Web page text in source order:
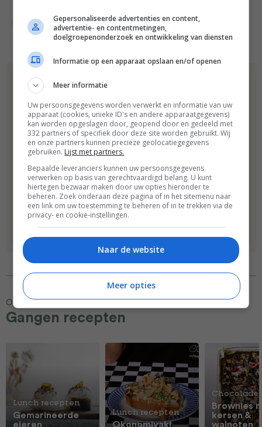
Gangen Nagerecht Toetjes & ander zoets
In 30 heerlijk verkoelende
recepten deelt ijsfanaat
Marleen Visser de edele kunst
van het ijs maken. In IJs vind je
recepten voor roomijs, sorbetijs
en ijslollies. Naast de…
Bestel
Ontdek meer
Gangen recepten
Lunch recepten
Gemarineerde
eieren
Lunch recepten
Okonomiyaki
Chocolade
Brownies
kersen &
walnoten
Gepersonaliseerde advertenties en content,
advertentie- en contentmetingen,
doelgroepenonderzoek en ontwikkeling van diensten
Informatie op een apparaat opslaan en/of openen
Meer informatie
Uw persoonsgegevens worden verwerkt en informatie van uw
apparaat (cookies, unieke ID's en andere apparaatgegevens)
kan worden opgeslagen door, geopend door en gedeeld met
332 partners of specifiek door deze site worden gebruikt. Wij
en onze partners kunnen precieze geolocatiegegevens
gebruiken. Lijst met partners.
Bepaalde leveranciers kunnen uw persoonsgegevens
verwerken op basis van gerechtvaardigd belang. U kunt
hiertegen bezwaar maken door uw opties hieronder te
beheren. Zoek onderaan deze pagina of in het sitemenu naar
een link om uw toestemming te beheren of in te trekken via de
privacy- en cookie-instellingen.
Naar de website
Meer opties